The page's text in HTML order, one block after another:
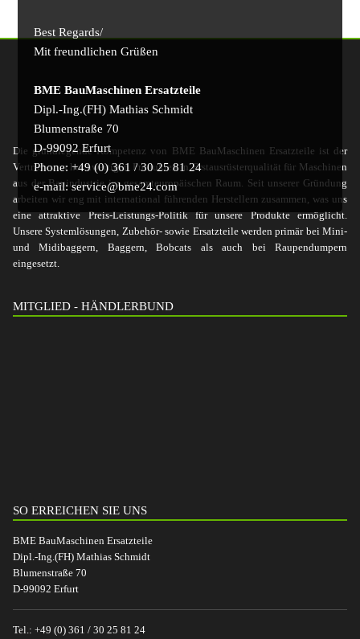
Best Regards/
Mit freundlichen Grüßen
BME BauMaschinen Ersatzteile
Dipl.-Ing.(FH) Mathias Schmidt
Blumenstraße 70
D-99092 Erfurt
Phone: +49 (0) 361 / 30 25 81 24
e-mail: service@bme24.com
Die grundlegende Kompetenz von BME BauMaschinen Ersatzteile ist der
Vertrieb von hochwertigen Produkten in Erstausrüsterqualität für Maschinen
aus der Bauindustrie im gesamteuropäischen Raum. Seit unserer Gründung
arbeiten wir eng mit international führenden Herstellern zusammen, was uns
eine attraktive Preis-Leistungs-Politik für unsere Produkte ermöglicht.
Unsere Systemlösungen, Zubehör- sowie Ersatzteile werden primär bei Mini-
und Midibaggern, Baggern, Bobcats als auch bei Raupendumpern
eingesetzt.
MITGLIED - HÄNDLERBUND
SO ERREICHEN SIE UNS
BME BauMaschinen Ersatzteile
Dipl.-Ing.(FH) Mathias Schmidt
Blumenstraße 70
D-99092 Erfurt
Tel.: +49 (0) 361 / 30 25 81 24